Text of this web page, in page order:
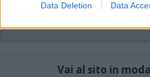
Data Deletion Data
Vai al sito in